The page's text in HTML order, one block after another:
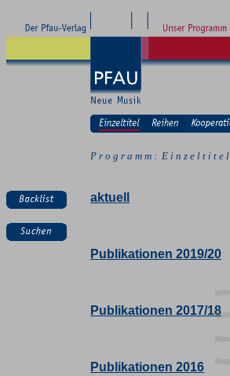
P r o g r a m m : E i n z e l t i t e l
aktuell
Publikationen 2019/20
Publikationen 2017/18
Publikationen 2016